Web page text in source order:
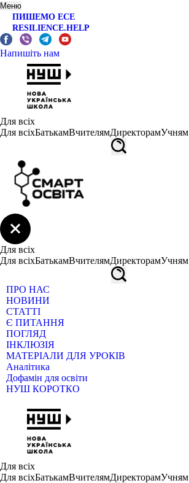
Меню
ПИШЕМО ЕСЕ
RESILIENCE.HELP
Напишіть нам
Для всіх
Для всіхБатькамВчителямДиректорамУчням
Для всіх
Для всіхБатькамВчителямДиректорамУчням
ПРО НАС
НОВИНИ
СТАТТІ
Є ПИТАННЯ
ПОГЛЯД
ІНКЛЮЗІЯ
МАТЕРІАЛИ ДЛЯ УРОКІВ
Аналітика
Дофамін для освіти
НУШ КОРОТКО
Для всіх
Для всіхБатькамВчителямДиректорамУчням